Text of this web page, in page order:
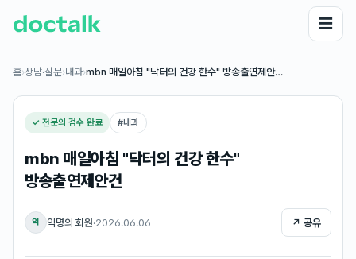
☰
홈›상담·질문›내과›mbn 매일아침 "닥터의 건강 한수" 방송출연제안…
✓ 전문의 검수 완료 #내과
mbn 매일아침 "닥터의 건강 한수"
방송출연제안건
익 익명의 회원·2026.06.06 ↗ 공유